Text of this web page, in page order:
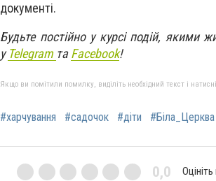
документі.
Будьте постійно у курсі подій, якими
уTelegram таFacebook!
Якщо ви помітили помилку, виділіть необхідний текст і
#харчування #садочок #діти #Біла_Церква
0,0